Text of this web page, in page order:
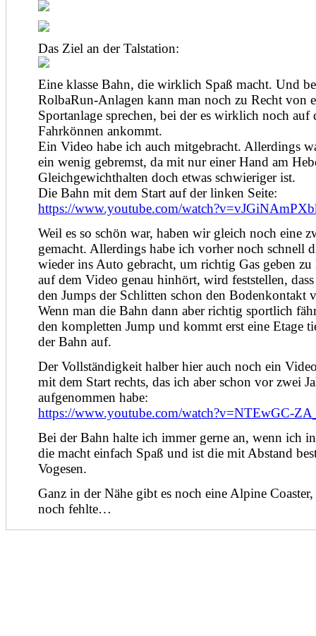
Das Ziel an der Talstation:
Eine klasse Bahn, die wirklich Spaß macht. Und
RolbaRun-Anlagen kann man noch zu Recht von
Sportanlage sprechen, bei der es wirklich noch auf
Fahrkönnen ankommt.
Ein Video habe ich auch mitgebracht. Allerdings
ein wenig gebremst, da mit nur einer Hand am
Gleichgewichthalten doch etwas schwieriger ist.
Die Bahn mit dem Start auf der linken Seite:
https://www.youtube.com/
Weil es so schön war, haben wir gleich noch eine
gemacht. Allerdings habe ich vorher noch schnell
wieder ins Auto gebracht, um richtig Gas geben zu
auf dem Video genau hinhört, wird feststellen,
den Jumps der Schlitten schon den Bodenkontakt
Wenn man die Bahn dann aber richtig sportlich
den kompletten Jump und kommt erst eine Etage
der Bahn auf.
Der Vollständigkeit halber hier auch noch ein
mit dem Start rechts, das ich aber schon vor zwei
aufgenommen habe:
https://www.youtube.com/watch?v=NTEwGC-
Bei der Bahn halte ich immer gerne an, wenn ich
die macht einfach Spaß und ist die mit Abstand
Vogesen.
Ganz in der Nähe gibt es noch eine Alpine
noch fehlte…